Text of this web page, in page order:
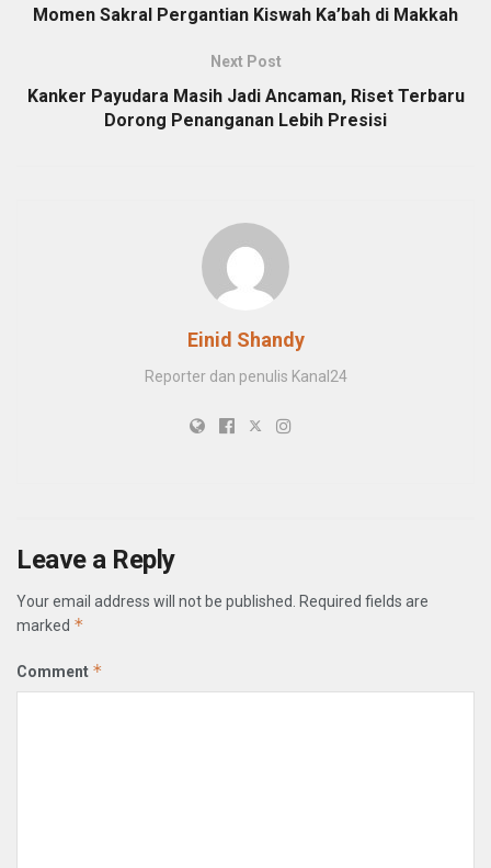
Momen Sakral Pergantian Kiswah Ka’bah di Makkah
Next Post
Kanker Payudara Masih Jadi Ancaman, Riset Terbaru
Dorong Penanganan Lebih Presisi
Einid Shandy
Reporter dan penulis Kanal24
Leave a Reply
Your email address will not be published. Required fields are
marked *
Comment *